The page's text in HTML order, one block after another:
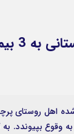
به وقوع بپیوندد.